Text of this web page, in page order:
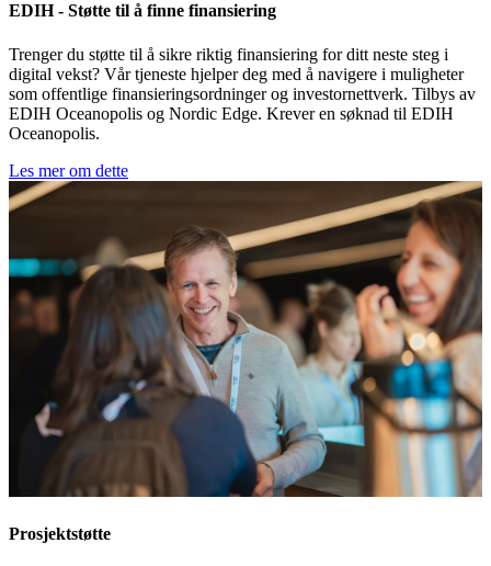
EDIH - Støtte til å finne finansiering
Trenger du støtte til å sikre riktig finansiering for ditt neste steg i
digital vekst? Vår tjeneste hjelper deg med å navigere i muligheter
som offentlige finansieringsordninger og investornettverk. Tilbys av
EDIH Oceanopolis og Nordic Edge. Krever en søknad til EDIH
Oceanopolis.
Les mer om dette
Prosjektstøtte